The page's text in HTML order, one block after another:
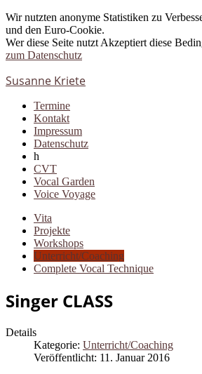
Wir nutzten anonyme Statistiken zu
und den Euro-Cookie.
Wer diese Seite nutzt Akzeptiert diese
zum Datenschutz
Susanne Kriete
Termine
Kontakt
Impressum
Datenschutz
h
CVT
Vocal Garden
Voice Voyage
Vita
Projekte
Workshops
Unterricht/Coaching
Complete Vocal Technique
Singer CLASS
Details
Kategorie: Unterricht/Coaching
Veröffentlicht: 11. Januar 2016